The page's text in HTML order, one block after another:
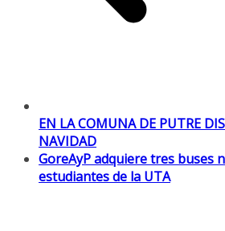
EN LA COMUNA DE PUTRE
NAVIDAD
GoreAyP adquiere tres buses
estudiantes de la UTA